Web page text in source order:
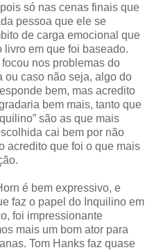
só nas cenas finais que
pessoa que ele se
de carga emocional que
livro em que foi baseado.
nos problemas do
ou caso não seja, algo do
bem, mas acredito
bem mais, tanto que
são as que mais
cai bem por não
acredito que foi o que mais
é bem expressivo, e
faz o papel do Inquilino em
foi impressionante
mais um bom ator para
Tom Hanks faz quase